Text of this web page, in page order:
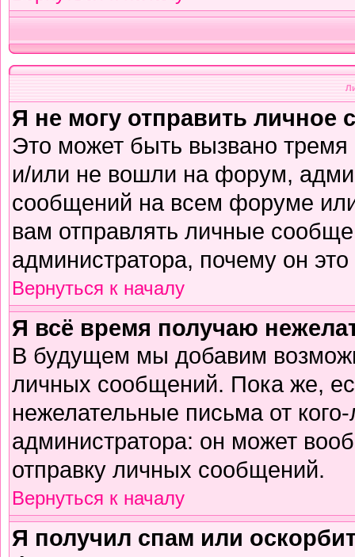
Я не могу отправить личное
Это может быть вызвано
и/или не вошли на форум,
сообщений на всем форуме
вам отправлять личные
администратора, почему он
Вернуться к началу
Я всё время получаю
В будущем мы добавим
личных сообщений. Пока же,
нежелательные письма от
администратора: он может
отправку личных сообщений.
Вернуться к началу
Я получил спам или